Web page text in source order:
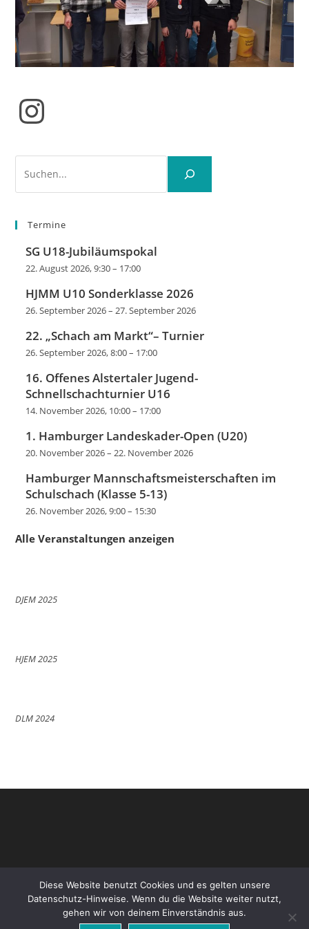
Instagram
Termine
SG U18-Jubiläumspokal
22. August 2026, 9:30– 17:00
HJMM U10 Sonderklasse 2026
26. September 2026–27. September 2026
22. „Schach am Markt“– Turnier
26. September 2026, 8:00– 17:00
16. Offenes Alstertaler Jugend-
Schnellschachturnier U16
14. November 2026, 10:00– 17:00
1. Hamburger Landeskader-Open (U20)
20. November 2026–22. November 2026
Hamburger Mannschaftsmeisterschaften im
Schulschach (Klasse 5-13)
26. November 2026, 9:00– 15:30
Alle Veranstaltungen anzeigen
DJEM 2025
HJEM 2025
DLM 2024
Diese Website benutzt Cookies und es gelten unsere
Datenschutz-Hinweise. Wenn du die Website weiter nutzt,
gehen wir von deinem Einverständnis aus.